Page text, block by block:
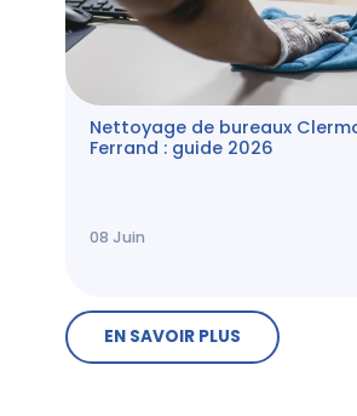
Nettoyage de bureaux
Ferrand : guide 2026
08 Juin
EN SAVOIR PLUS